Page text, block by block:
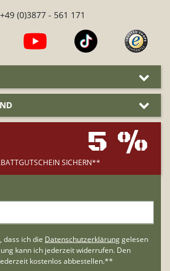
(0)3877 - 561 171
5 %
SICHERN**